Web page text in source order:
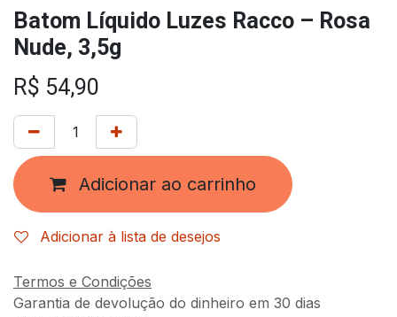
Batom Líquido Luzes Racco – Rosa
Nude, 3,5g
R$ 54,90
Adicionar ao carrinho
Adicionar à lista de desejos
Termos e Condições
Garantia de devolução do dinheiro em 30 dias